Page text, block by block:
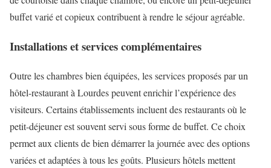
buffet varié et copieux contribuent à rendre le séjour agréable.
Installations et services complémentaires
Outre les chambres bien équipées, les services proposés par un
hôtel-restaurant à Lourdes peuvent enrichir l’expérience des
visiteurs. Certains établissements incluent des restaurants où le
petit-déjeuner est souvent servi sous forme de buffet. Ce choix
permet aux clients de bien démarrer la journée avec des options
variées et adaptées à tous les goûts. Plusieurs hôtels mettent